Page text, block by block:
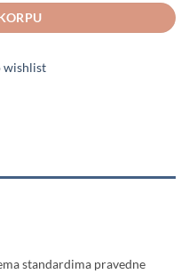
wishlist
standardima pravedne